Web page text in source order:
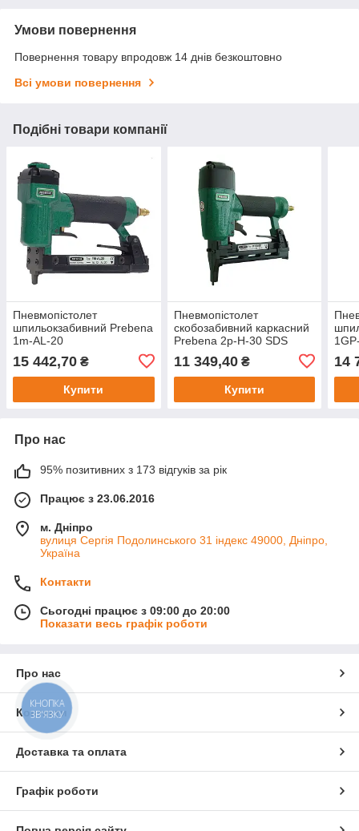
Умови повернення
Повернення товару впродовж 14 днів безкоштовно
Всі умови повернення
Подібні товари компанії
Пневмопістолет
шпильокзабивний Prebena
1m-AL-20
15 442,70 ₴
Купити
Пневмопістолет
скобозабивний каркасний
Prebena 2p-H-30 SDS
11 349,40₴
Купити
14
Про нас
95% позитивних з 173 відгуків за рік
Працює з 23.06.2016
м. Дніпро
вулиця Сергія Подолинського 31 індекс 49000, Дніпро,
Україна
Контакти
Сьогодні працює з 09:00 до 20:00
Показати весь графік роботи
Про нас
Контакти
Доставка та оплата
Графік роботи
КНОПКА
ЗВ'ЯЗКУ